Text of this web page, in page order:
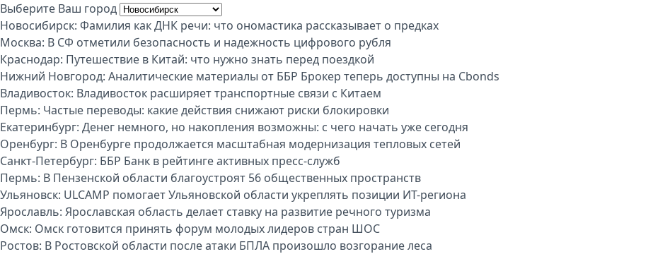
Выберите Ваш город
Новосибирск: Фамилия как ДНК речи: что ономастика рассказывает о предках
Москва: В СФ отметили безопасность и надежность цифрового рубля
Краснодар: Путешествие в Китай: что нужно знать перед поездкой
Нижний Новгород: Аналитические материалы от ББР Брокер теперь доступны на Cbonds
Владивосток: Владивосток расширяет транспортные связи с Китаем
Пермь: Частые переводы: какие действия снижают риски блокировки
Екатеринбург: Денег немного, но накопления возможны: с чего начать уже сегодня
Оренбург: В Оренбурге продолжается масштабная модернизация тепловых сетей
Санкт-Петербург: ББР Банк в рейтинге активных пресс-служб
Пермь: В Пензенской области благоустроят 56 общественных пространств
Ульяновск: ULCAMP помогает Ульяновской области укреплять позиции ИТ-региона
Ярославль: Ярославская область делает ставку на развитие речного туризма
Омск: Омск готовится принять форум молодых лидеров стран ШОС
Ростов: В Ростовской области после атаки БПЛА произошло возгорание леса